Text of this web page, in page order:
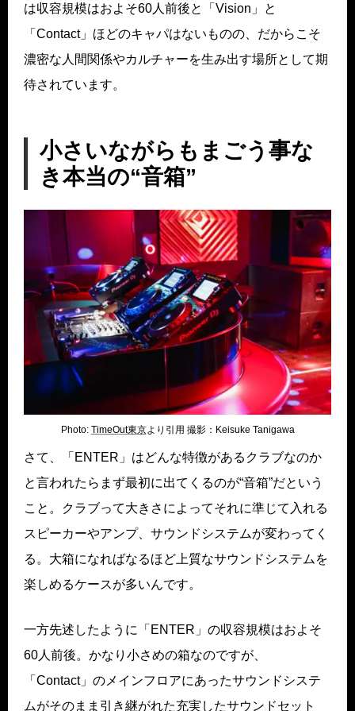
は収容規模はおよそ60人前後と「Vision」と
「Contact」ほどのキャパはないものの、だからこそ
濃密な人間関係やカルチャーを生み出す場所として期
待されています。
小さいながらもまごう事な
き本当の“音箱”
Photo: TimeOut東京より引用 撮影：Keisuke Tanigawa
さて、「ENTER」はどんな特徴があるクラブなのか
と言われたらまず最初に出てくるのが“音箱”だという
こと。クラブって大きさによってそれに準じて入れる
スピーカーやアンプ、サウンドシステムが変わってく
る。大箱になればなるほど上質なサウンドシステムを
楽しめるケースが多いんです。
一方先述したように「ENTER」の収容規模はおよそ
60人前後。かなり小さめの箱なのですが、
「Contact」のメインフロアにあったサウンドシステ
ムがそのまま引き継がれた充実したサウンドセット